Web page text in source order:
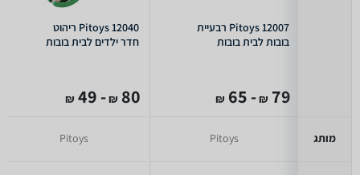
מותג
Pitoys 12007 רבעיית
בובות לבית בובות
79
₪
- 65
₪
Pitoys
Pitoys 12040 ריהוט
חדר ילדים לבית בובות
80
₪
- 49
₪
Pitoys